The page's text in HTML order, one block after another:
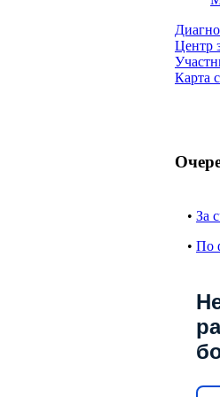
Центр
Карта
• За
• По